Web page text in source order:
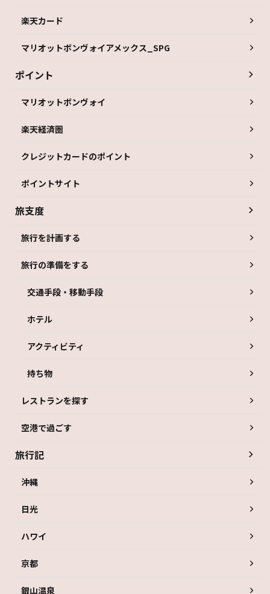
楽天カード
マリオットボンヴォイアメックス_SPG
ポイント
マリオットボンヴォイ
楽天経済圏
クレジットカードのポイント
ポイントサイト
旅支度
旅行を計画する
旅行の準備をする
交通手段・移動手段
ホテル
アクティビティ
持ち物
レストランを探す
空港で過ごす
旅行記
沖縄
日光
ハワイ
京都
銀山温泉